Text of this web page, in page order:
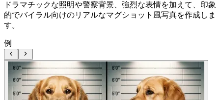
ドラマチックな照明や警察背景、強烈な表情を加えて、印象
的でバイラル向けのリアルなマグショット風写真を作成しま
す。
例